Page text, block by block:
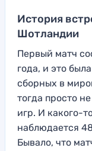
История
Шотландии
Первый матч
года, и это
сборных в
тогда просто
игр. И какого-
наблюдается
Бывало, что